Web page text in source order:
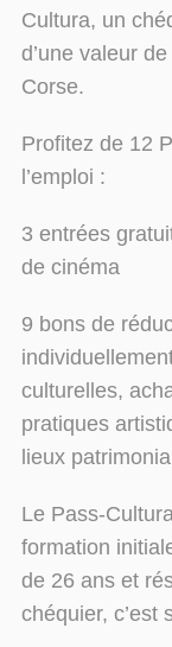
Cultura, un
d’une valeur
Corse.
Profitez de 12
l’emploi :
3 entrées
de cinéma
9 bons de
culturelles,
pratiques
lieux
Le Pass-
formation
de 26 ans et
chéquier, c’est